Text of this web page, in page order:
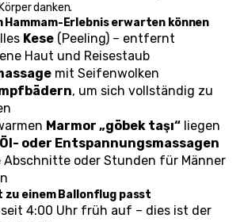
danken.
Hammam-Erlebnis erwarten können
Kese (Peeling) – entfernt
Haut und Reisestaub
mit Seifenwolken
, um sich vollständig zu
Marmor „göbek taşı“ liegen
Öl- oder Entspannungsmassagen
Abschnitte oder Stunden für Männer
zu einem Ballonflug passt
Sie waren seit 4:00 Uhr früh auf – dies ist der